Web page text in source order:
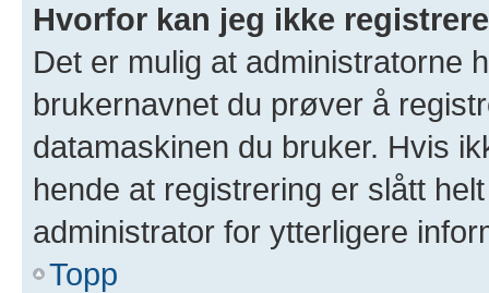
Hvorfor kan jeg ikke
Det er mulig at administratorne
brukernavnet du prøver å
datamaskinen du bruker. Hvis
hende at registrering er slått
administrator for ytterligere
Topp